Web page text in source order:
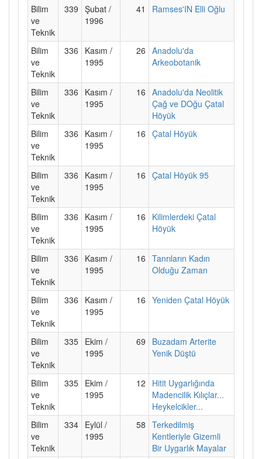
Bilim
ve
Teknik
339 Şubat /
1996
41 Ramses'IN Elli Oğlu
Bilim
ve
Teknik
336
Kasım /
1995
26 Anadolu'da
Arkeobotanik
Bilim
ve
Teknik
336
Kasım /
1995
16 Anadolu'da Neolitik
Çağ ve DOğu Çatal
Höyük
Bilim
ve
Teknik
336
Kasım /
1995
16 Çatal Höyük
Bilim
ve
Teknik
336
Kasım /
1995
16 Çatal Höyük 95
Bilim
ve
Teknik
336
Kasım /
1995
16
Kilimlerdeki Çatal
Höyük
Bilim
ve
Teknik
336
Kasım /
1995
16 Tanrıların Kadın
Olduğu Zaman
Bilim
ve
Teknik
336
Kasım /
1995
16 Yeniden Çatal Höyük
Bilim
ve
Teknik
335 Ekim /
1995
69
Buzadam Arterite
Yenik Düştü
Bilim
ve
Teknik
335 Ekim /
1995
12
Hitit Uygarlığında
Madencilik Kılıçlar...
Heykelcikler...
Bilim
ve
Teknik
334 Eylül /
1995
58 Terkedilmiş
Kentleriyle Gizemli
Bir Uygarlık Mayalar